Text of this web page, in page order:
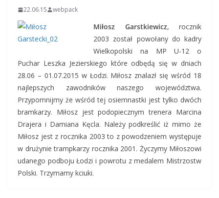
22.06.15 webpack
Miłosz Garstkiewicz, rocznik
2003 został powołany do kadry
Wielkopolski na MP U-12 o
Puchar Leszka Jezierskiego które odbędą się w dniach
28.06 – 01.07.2015 w Łodzi. Miłosz znalazł się wśród 18
najlepszych zawodników naszego województwa.
Przypomnijmy że wśród tej osiemnastki jest tylko dwóch
bramkarzy. Miłosz jest podopiecznym trenera Marcina
Drajera i Damiana Kęcla. Należy podkreślić iż mimo że
Miłosz jest z rocznika 2003 to z powodzeniem występuje
w drużynie trampkarzy rocznika 2001. Życzymy Miłoszowi
udanego podboju Łodzi i powrotu z medalem Mistrzostw
Polski. Trzymamy kciuki.